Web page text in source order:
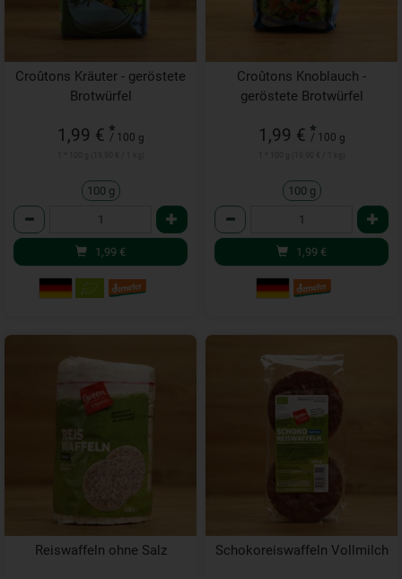
Croûtons Kräuter - geröstete
Brotwürfel
1,99 € *
/ 100 g
100 g
Anzahl
1,99 €
Croûtons Knoblauch -
geröstete Brotwürfel
1,99 € *
/ 100 g
100 g
Anzahl
1,99 €
Reiswaffeln ohne Salz Schokoreiswaffeln Vollmilch